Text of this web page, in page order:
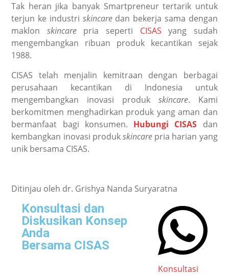
Tak heran jika banyak Smartpreneur tertarik untuk
terjun ke industri skincaredan bekerja sama dengan
maklon skincarepria seperti CISAS yang sudah
mengembangkan ribuan produk kecantikan sejak
1988.
CISAS telah menjalin kemitraan dengan berbagai
perusahaan kecantikan di Indonesia untuk
mengembangkan inovasi produk skincare. Kami
berkomitmen menghadirkan produk yang aman dan
bermanfaat bagi konsumen. Hubungi CISAS dan
kembangkan inovasi produkskincare pria harian yang
unik bersama CISAS.
Ditinjau oleh dr. Grishya Nanda Suryaratna
Konsultasi dan
Diskusikan Konsep
Anda
Bersama CISAS
Konsultasi